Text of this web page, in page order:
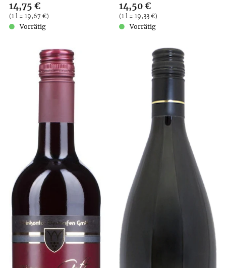
Verkaufspreis: 14,75 €
14,75 €
Preis pro (1 l = 19,67 €)
(1 l = 19,67 €)
Vorrätig
Verkaufspreis: 14,50 €
14,50 €
Preis pro (1 l = 19,33 €)
(1 l = 19,33 €)
Vorrätig